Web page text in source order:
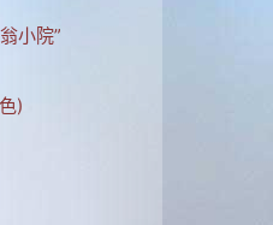
小院”
)